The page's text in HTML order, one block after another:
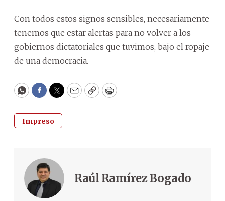
Con todos estos signos sensibles, necesariamente
tenemos que estar alertas para no volver a los
gobiernos dictatoriales que tuvimos, bajo el ropaje
de una democracia.
WhatsApp
Facebook
Twitter
EmailCopyPrint
Impreso
Raúl Ramírez Bogado